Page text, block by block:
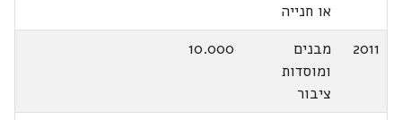
או חנייה
2011
מבנים
ומוסדות
ציבור
10.000